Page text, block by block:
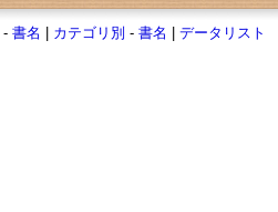
-書名 カテゴリ別 -書名 |データリスト